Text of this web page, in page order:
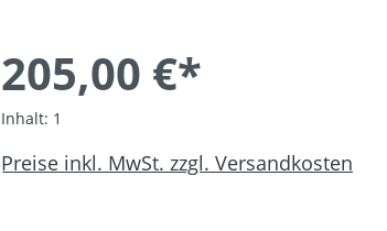
205,00 €*
Inhalt: 1
Preise inkl. MwSt. zzgl. Versandkosten